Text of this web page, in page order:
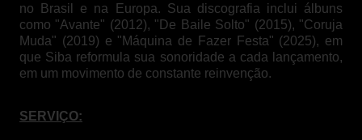
no Brasil e na Europa. Sua discografia inclui álbuns
como "Avante" (2012), "De Baile Solto" (2015), "Coruja
Muda" (2019) e "Máquina de Fazer Festa" (2025), em
que Siba reformula sua sonoridade a cada lançamento,
em um movimento de constante reinvenção.
SERVIÇO: